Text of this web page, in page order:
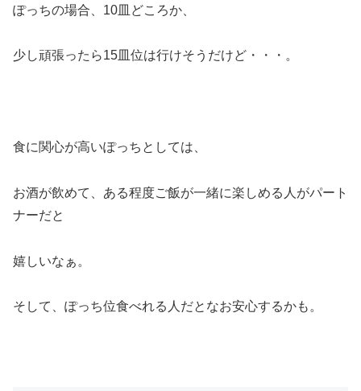
ぽっちの場合、10皿どころか、
少し頑張ったら15皿位は行けそうだけど・・・。
食に関心が高いぽっちとしては、
お酒が飲めて、ある程度ご飯が一緒に楽しめる人がパート
ナーだと
嬉しいなぁ。
そして、ぽっち位食べれる人だとなお安心するかも。